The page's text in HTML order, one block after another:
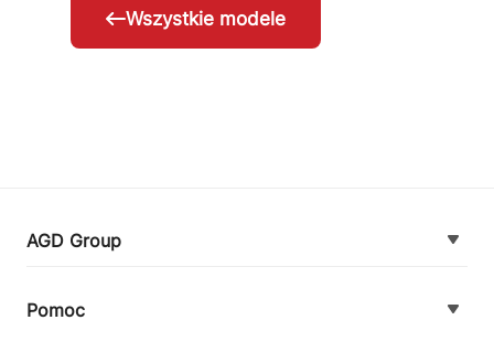
Wszystkie modele
AGD Group
Pomoc